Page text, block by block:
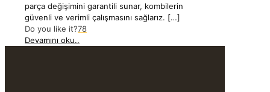
parça değişimini garantili sunar, kombilerin
güvenli ve verimli çalışmasını sağlarız. […]
Do you like it?78
Devamını oku..